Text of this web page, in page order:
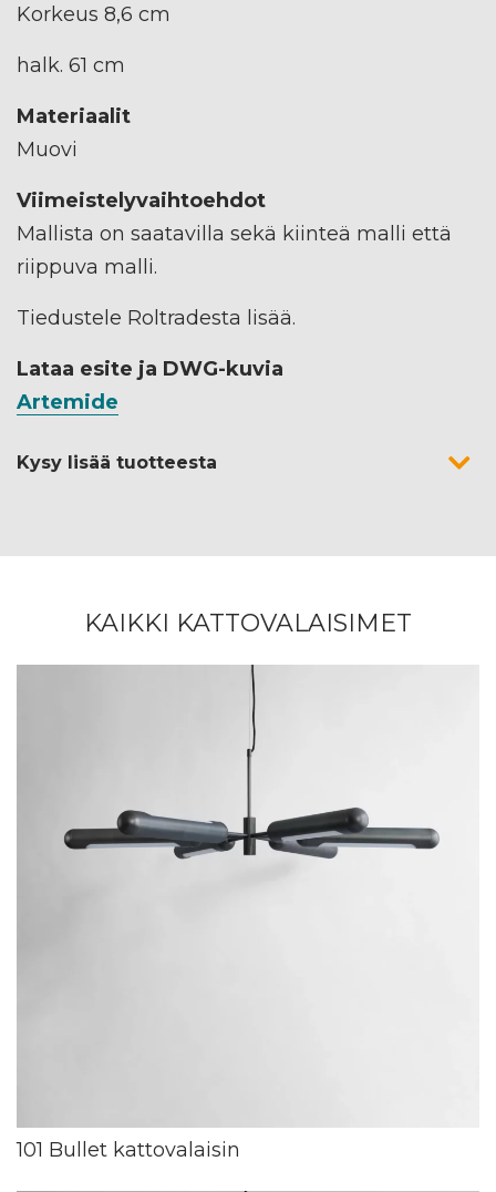
Korkeus 8,6 cm
halk. 61 cm
Materiaalit
Muovi
Viimeistelyvaihtoehdot
Mallista on saatavilla sekä kiinteä malli että
riippuva malli.
Tiedustele Roltradesta lisää.
Lataa esite ja DWG-kuvia
Artemide
Kysy lisää tuotteesta
KAIKKI KATTOVALAISIMET
101 Bullet kattovalaisin